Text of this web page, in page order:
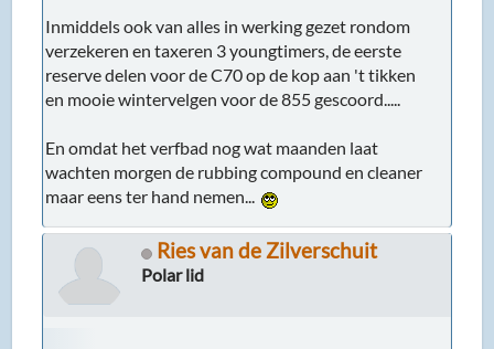
Inmiddels ook van alles in werking gezet rondom
verzekeren en taxeren 3 youngtimers, de eerste
reserve delen voor de C70 op de kop aan 't tikken
en mooie wintervelgen voor de 855 gescoord.....
En omdat het verfbad nog wat maanden laat
wachten morgen de rubbing compound en cleaner
maar eens ter hand nemen...
Ries van de Zilverschuit
Polar lid